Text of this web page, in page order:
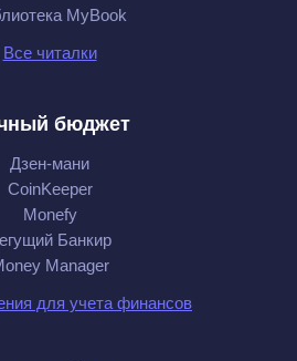
MyBook
Все читалки
бюджет
Дзен-мани
CoinKeeper
Monefy
Банкир
Manager
для учета финансов